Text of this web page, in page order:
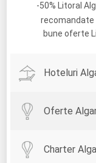
-50% Litoral
recomandate
bune oferte
Hoteluri
Oferte
Charter